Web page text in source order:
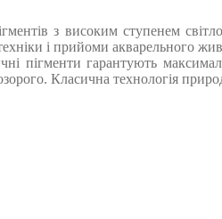
з високим ступенем
і прийоми акварельного
пігменти гарантують
Класична технологія